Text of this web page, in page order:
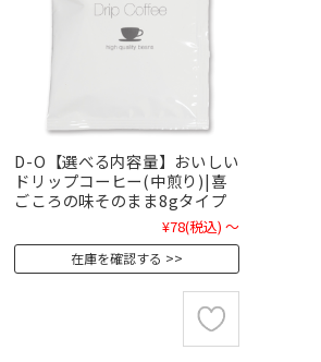
D-O【選べる内容量】おいしい
ドリップコーヒー(中煎り)|喜
ごころの味そのまま8gタイプ
¥78(税込) ～
在庫を確認する